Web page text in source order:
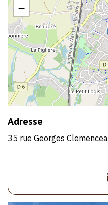
−
Adresse
35 rue Georges